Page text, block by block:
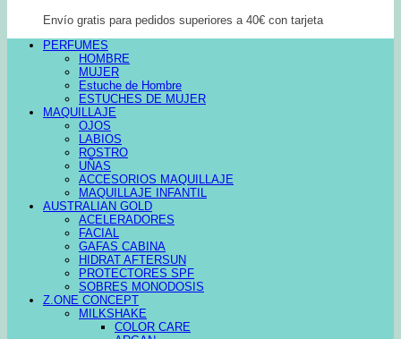
Envío gratis para pedidos superiores a 40€ con tarjeta
PERFUMES
HOMBRE
MUJER
Estuche de Hombre
ESTUCHES DE MUJER
MAQUILLAJE
OJOS
LABIOS
ROSTRO
UÑAS
ACCESORIOS MAQUILLAJE
MAQUILLAJE INFANTIL
AUSTRALIAN GOLD
ACELERADORES
FACIAL
GAFAS CABINA
HIDRAT AFTERSUN
PROTECTORES SPF
SOBRES MONODOSIS
Z.ONE CONCEPT
MILKSHAKE
COLOR CARE